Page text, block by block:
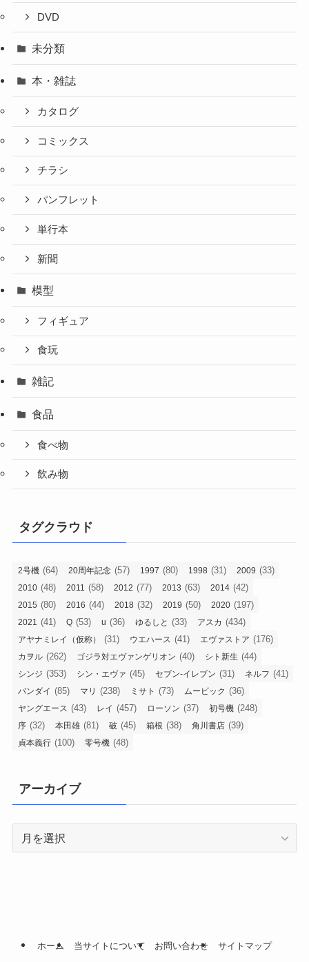
DVD
未分類
本・雑誌
カタログ
コミックス
チラシ
パンフレット
単行本
新聞
模型
フィギュア
食玩
雑記
食品
食べ物
飲み物
タグクラウド
2号機 (64) 20周年記念 (57) 1997 (80) 1998 (31) 2009 (33)
2010 (48) 2011 (58) 2012 (77) 2013 (63) 2014 (42)
2015 (80) 2016 (44) 2018 (32) 2019 (50) 2020 (197)
2021 (41) Q (53) u (36) ゆるしと (33) アスカ (434)
アヤナミレイ（仮称） (31) ウエハース (41) エヴァストア (176)
カヲル (262) ゴジラ対エヴァンゲリオン (40) シト新生 (44)
シンジ (353) シン・エヴァ (45) セブン-イレブン (31) ネルフ (41)
バンダイ (85) マリ (238) ミサト (73) ムービック (36)
ヤングエース (43) レイ (457) ローソン (37) 初号機 (248)
序 (32) 本田雄 (81) 破 (45) 箱根 (38) 角川書店 (39)
貞本義行 (100) 零号機 (48)
アーカイブ
ホーム 当サイトについて お問い合わせ サイトマップ